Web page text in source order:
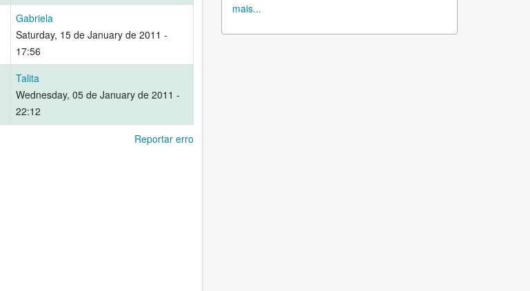
Gabriela
Saturday, 15 de January de 2011 -
17:56
Talita
Wednesday, 05 de January de 2011 -
22:12
Reportar erro
mais...